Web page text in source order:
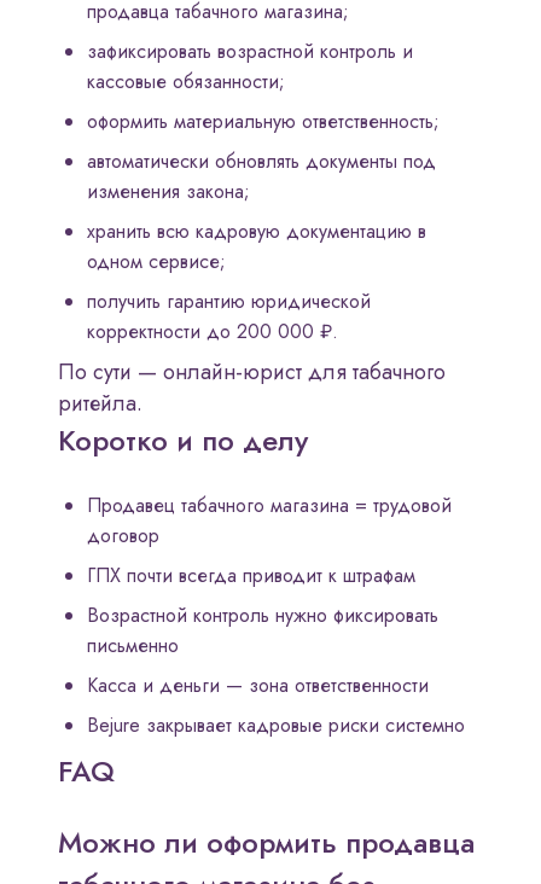
продавца табачного магазина;
зафиксировать возрастной контроль и
кассовые обязанности;
оформить материальную ответственность;
автоматически обновлять документы под
изменения закона;
хранить всю кадровую документацию в
одном сервисе;
получить гарантию юридической
корректности до 200 000 ₽.
По сути — онлайн-юрист для табачного
ритейла.
Коротко и по делу
Продавец табачного магазина = трудовой
договор
ГПХ почти всегда приводит к штрафам
Возрастной контроль нужно фиксировать
письменно
Касса и деньги — зона ответственности
Bejure закрывает кадровые риски системно
FAQ
Можно ли оформить продавца